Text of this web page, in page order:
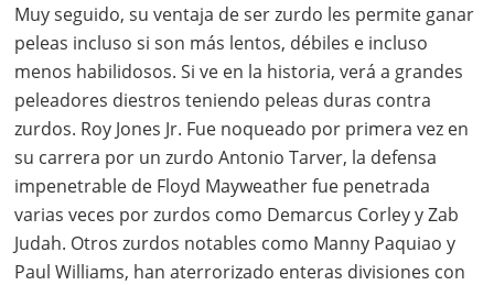
Muy seguido, su ventaja de ser zurdo les permite ganar
peleas incluso si son más lentos, débiles e incluso
menos habilidosos. Si ve en la historia, verá a grandes
peleadores diestros teniendo peleas duras contra
zurdos. Roy Jones Jr. Fue noqueado por primera vez en
su carrera por un zurdo Antonio Tarver, la defensa
impenetrable de Floyd Mayweather fue penetrada
varias veces por zurdos como Demarcus Corley y Zab
Judah. Otros zurdos notables como Manny Paquiao y
Paul Williams, han aterrorizado enteras divisiones con